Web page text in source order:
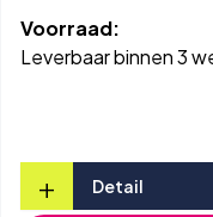
Voorraad:
Leverbaar binnen 3
+ Detail